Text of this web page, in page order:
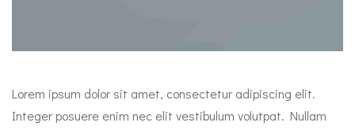
Lorem ipsum dolor sit amet, consectetur adipiscing elit.
Integer posuere enim nec elit vestibulum volutpat. Nullam